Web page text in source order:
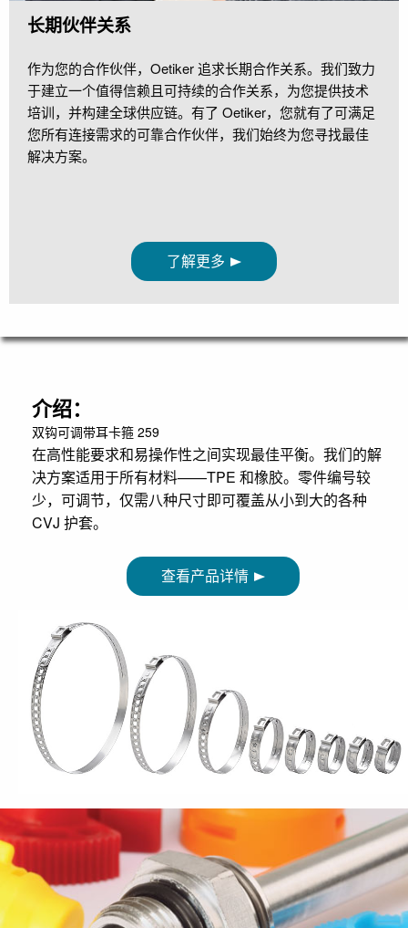
长期伙伴关系
作为您的合作伙伴，Oetiker 追求长期合作关系。我们致力
于建立一个值得信赖且可持续的合作关系，为您提供技术
培训，并构建全球供应链。有了 Oetiker，您就有了可满足
您所有连接需求的可靠合作伙伴，我们始终为您寻找最佳
解决方案。
了解更多
介绍：
双钩可调带耳卡箍 259
在高性能要求和易操作性之间实现最佳平衡。我们的解
决方案适用于所有材料——TPE 和橡胶。零件编号较
少，可调节，仅需八种尺寸即可覆盖从小到大的各种
CVJ 护套。
查看产品详情